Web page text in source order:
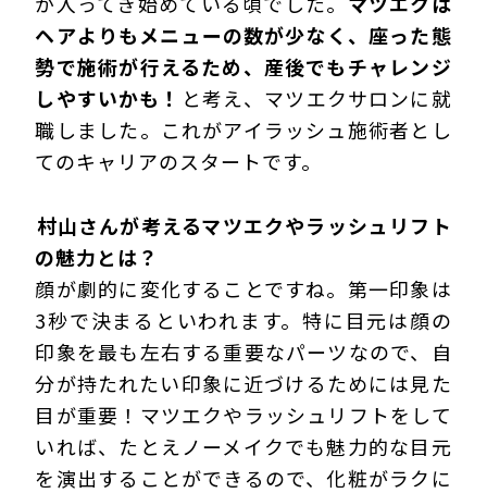
ヘアよりもメニューの数が少なく、座った態
勢で施術が行えるため、産後でもチャレンジ
しやすいかも！ と考え、マツエクサロンに就
職しました。これがアイラッシュ施術者とし
てのキャリアのスタートです。
―――村山さんが考えるマツエクやラッシュリフト
の魅力とは？
顔が劇的に変化することですね。第一印象は
3秒で決まるといわれます。特に目元は顔の
印象を最も左右する重要なパーツなので、自
分が持たれたい印象に近づけるためには見た
目が重要！マツエクやラッシュリフトをして
いれば、たとえノーメイクでも魅力的な目元
を演出することができるので、化粧がラクに